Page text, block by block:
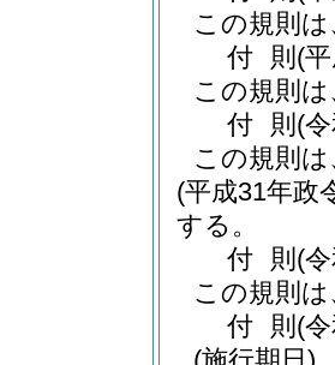
この規則
付 則 (
この規則
付 則 (
この規則
(平成31年政
する。
付 則 (
この規則
付 則 (